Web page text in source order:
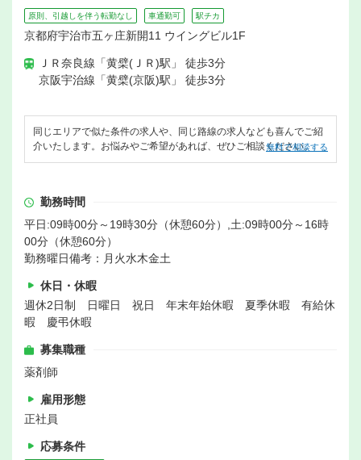
原則、引越しを伴う転勤なし 車通勤可 駅チカ
京都府宇治市五ヶ庄新開11 ウイングビル1F
ＪＲ奈良線「黄檗(ＪＲ)駅」 徒歩3分
京阪宇治線「黄檗(京阪)駅」 徒歩3分
同じエリアで似た条件の求人や、同じ路線の求人なども喜んでご紹
介いたします。お悩みやご希望があれば、ぜひご相談ください。
無料で相談する
勤務時間
平日:09時00分～19時30分（休憩60分）,土:09時00分～16時
00分（休憩60分）
勤務曜日備考：月火水木金土
休日・休暇
週休2日制 日曜日 祝日 年末年始休暇 夏季休暇 有給休
暇 慶弔休暇
募集職種
薬剤師
雇用形態
正社員
応募条件